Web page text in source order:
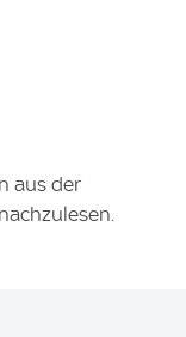
aus der
nachzulesen.